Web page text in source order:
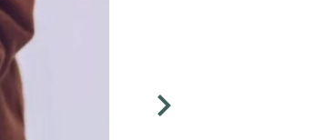
Siguiente
keyboard_arrow_right